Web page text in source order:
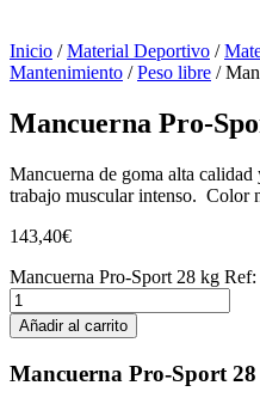
Inicio /Material Deportivo /
Mantenimiento /Peso libre /
Mancuerna Pro-
Mancuerna de goma alta
trabajo muscular intenso. Color
143,40€
Mancuerna Pro-Sport 28 kg
Añadir al carrito
Mancuerna Pro-Sport